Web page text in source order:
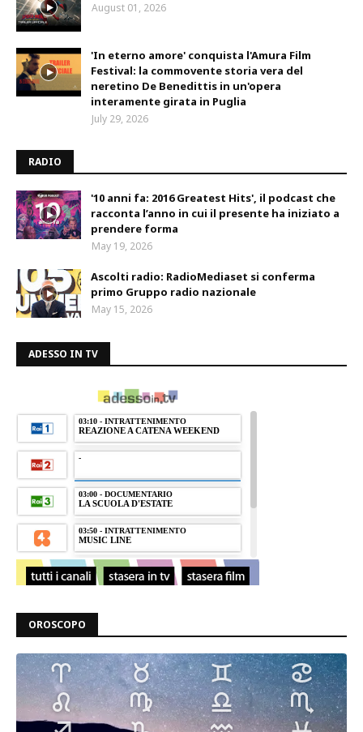
August 01, 2026
'In eterno amore' conquista l'Amura Film
Festival: la commovente storia vera del
neretino De Benedittis in un'opera
interamente girata in Puglia
July 29, 2026
RADIO
'10 anni fa: 2016 Greatest Hits', il podcast che
racconta l’anno in cui il presente ha iniziato a
prendere forma
May 19, 2026
Ascolti radio: RadioMediaset si conferma
primo Gruppo radio nazionale
May 15, 2026
ADESSO IN TV
OROSCOPO